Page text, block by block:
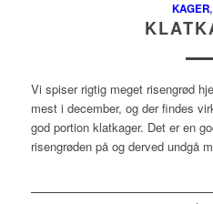
KAGER
Vi spiser rigtig meget risengrød
mest i december, og der findes
god portion klatkager. Det er en
risengrøden på og derved undgå